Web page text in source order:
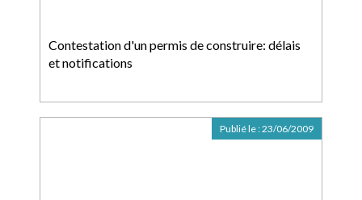
Contestation d'un permis de construire: délais
et notifications
Publié le :23/06/2009